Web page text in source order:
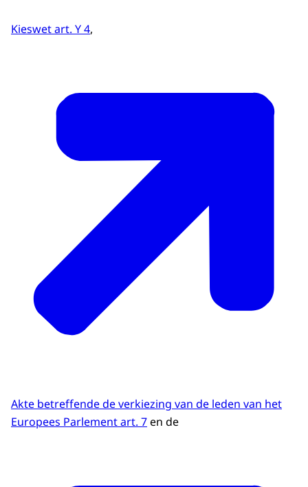
Kieswet art. Y 4,
Akte betreffende de verkiezing van de leden van het
Europees Parlement art. 7en de